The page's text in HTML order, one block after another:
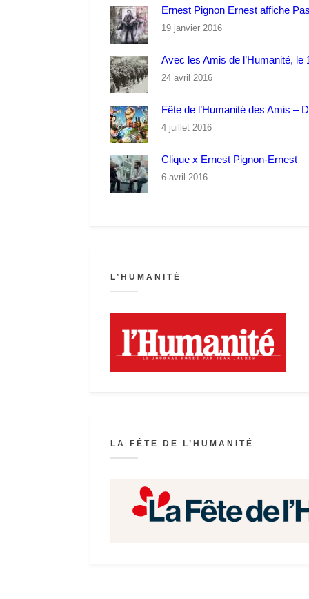
Ernest Pignon Ernest affiche
19 janvier 2016
Avec les Amis de l’Humanité, le
24 avril 2016
Fête de l’Humanité des Amis –
4 juillet 2016
Clique x Ernest Pignon-Ernest
6 avril 2016
L’HUMANITÉ
LA FÊTE DE L’HUMANITÉ